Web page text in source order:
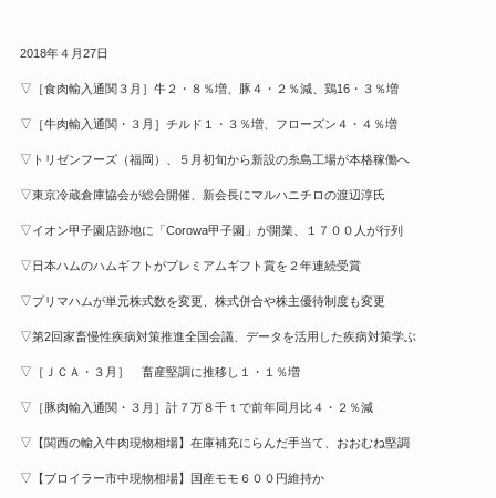
2018年４月27日
▽［食肉輸入通関３月］牛２・８％増、豚４・２％減、鶏16・３％増
▽［牛肉輸入通関・３月］チルド１・３％増、フローズン４・４％増
▽トリゼンフーズ（福岡）、５月初旬から新設の糸島工場が本格稼働へ
▽東京冷蔵倉庫協会が総会開催、新会長にマルハニチロの渡辺淳氏
▽イオン甲子園店跡地に「Corowa甲子園」が開業、１７００人が行列
▽日本ハムのハムギフトがプレミアムギフト賞を２年連続受賞
▽プリマハムが単元株式数を変更、株式併合や株主優待制度も変更
▽第2回家畜慢性疾病対策推進全国会議、データを活用した疾病対策学ぶ
▽［ＪＣＡ・３月］ 畜産堅調に推移し１・１％増
▽［豚肉輸入通関・３月］計７万８千ｔで前年同月比４・２％減
▽【関西の輸入牛肉現物相場】在庫補充にらんだ手当て、おおむね堅調
▽【ブロイラー市中現物相場】国産モモ６００円維持か